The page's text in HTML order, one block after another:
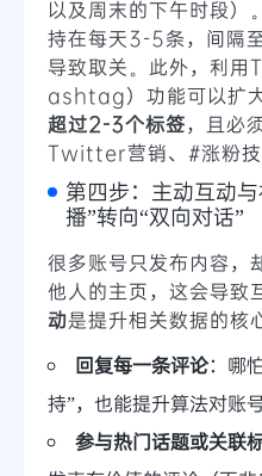
以及周末的下午时段）
持在每天3-5条，间隔
导致取关。此外，利
ashtag）功能可以扩
超过2-3个标签，且必
Twitter营销、#涨粉技
第四步：主动互动
播”转向“双向对话”
很多账号只发布内容，
他人的主页，这会导致
动是提升相关数据的核
回复每一条评论：哪
持”，也能提升算法对账
参与热门话题或关联